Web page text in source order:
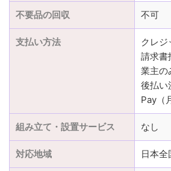
不要品の回収 不可
支払い方法
クレジ
請求書
業主の
後払い
Pay（
組み立て・設置サービス なし
対応地域 日本全